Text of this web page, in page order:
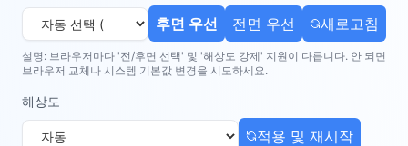
후면 우선 전면 우선 새로고침
설명: 브라우저마다 '전/후면 선택' 및 '해상도 강제' 지원이 다릅니다. 안 되면
브라우저 교체나 시스템 기본값 변경을 시도하세요.
해상도
적용 및 재시작